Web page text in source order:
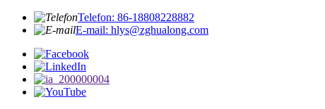
Telefon: 86-18808228882
E-mail: hlys@zghualong.com